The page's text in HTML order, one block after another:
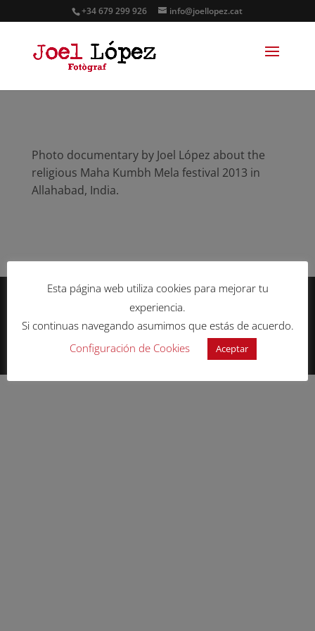
+34 679 299 926 info@joellopez.cat
Photo documentary by Joel López about the
religious Maha Kumbh Mela festival 2013 in
Allahabad, India.
Joel López © 2025
Web desarrollada por:
SIEP Servicios
Informáticos El Prat
Esta página web utiliza cookies para mejorar tu
experiencia.
Si continuas navegando asumimos que estás de acuerdo.
Configuración de Cookies
Aceptar